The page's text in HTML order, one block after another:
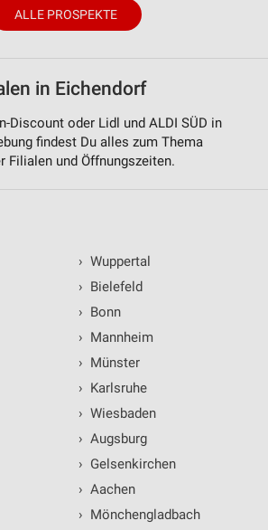
ALLE PROSPEKTE
in Eichendorf
Discount oder Lidl und ALDI SÜD in
findest Du alles zum Thema
Filialen und Öffnungszeiten.
› Wuppertal
› Bielefeld
› Bonn
› Mannheim
› Münster
› Karlsruhe
› Wiesbaden
› Augsburg
› Gelsenkirchen
› Aachen
› Mönchengladbach